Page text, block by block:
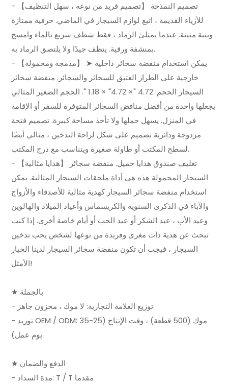
- 【تصميم فريد من نوعه ، سهل التنظيف】 تصميم النمذجة
للأزياء القديمة ، اتبع لوازم السيجار في الماضي. حرفية ممتازة
وبنية متينة. عندما يمتلئ الرماد ، فقط شطف سريع بالماء وامسح
بمنشفة ورقية. ينظف جيدًا ولا يلتصق الرماد به.
- 【مدمجة ومحمولة】 ➤ يمكن استخدام منفضة سجائر داخلية
خارجية على الطراز العتيق للسجائر والسجائر. منفضة سجائر
السيجار الحجم: 4.72 "× 4.72" × 1.18 ". الحجم الصغير المثالي
يجعلها واحدة من أفضل منافض السجائر المتوفرة للسفر أو الإقامة
في المنزل. يسهل حملها ولا تأخذ مساحة كبيرة. تصميم فتحة
مزدوجة ودائرية تصميم على شكل لراحة التدخين ، مثالي أيضًا
لسطح المكتب أو طاولة صغيرة ويتناسب مع درج المكتب.
- 【هدايا مثالية】 تغليف صندوق هدايا جميل. منفضة سجائر
السيجار المحمولة هذه هي أداة ملحقات السيجار المثالية. يمكن
استخدام منفضة سجائر السيجار كهدية مثالية للأصدقاء والأزواج
والآباء في الذكرى السنوية والكريسماس وأعياد الميلاد والهالوين
وعيد الأب ، عيد الشكر أو عيد الحب أو أيام خاصة أخرى. إذا كنت
تبحث عن هدية ذات مغزى وفريدة من نوعها لشخص يحب تدخين
السيجار ، فيجب أن تكون منفضة سجائر السيجار لدينا الخيار
الأمثل!
★ بالجملة
- توزيع العلامة التجارية: لا موك ، مخزون جاهز
- توريد OEM / ODM: موك (500 قطعة) ، وقت الإنتاج (25-35
يوم عمل)
★ الدفع والضمان
- مدة السداد: T / T مقدما